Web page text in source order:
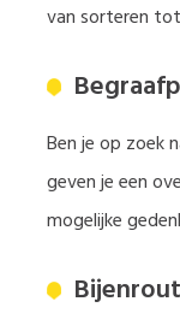
van sorteren
Ben je op zoek
geven je een
mogelijke